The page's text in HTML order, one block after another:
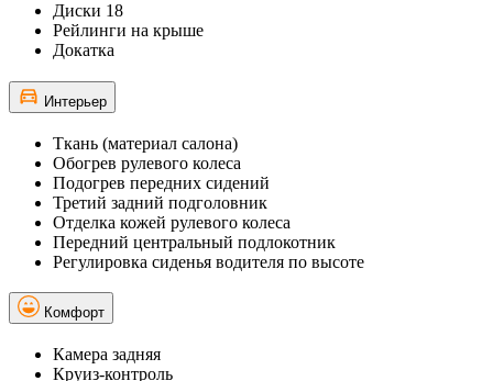
Диски 18
Рейлинги на крыше
Докатка
Интерьер
Ткань (материал салона)
Обогрев рулевого колеса
Подогрев передних сидений
Третий задний подголовник
Отделка кожей рулевого колеса
Передний центральный подлокотник
Регулировка сиденья водителя по высоте
Комфорт
Камера задняя
Круиз-контроль